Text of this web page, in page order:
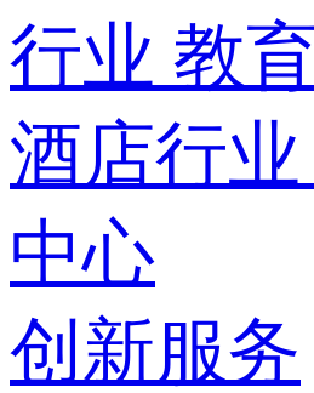
行业 教
酒店行业
中心
创新服务